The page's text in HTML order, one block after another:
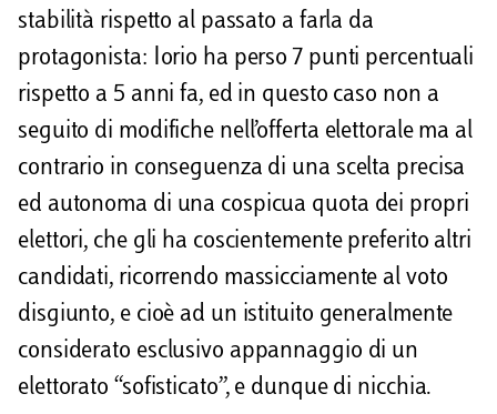
stabilità rispetto al passato a farla da
protagonista: Iorio ha perso 7 punti percentuali
rispetto a 5 anni fa, ed in questo caso non a
seguito di modifiche nell’offerta elettorale ma al
contrario in conseguenza di una scelta precisa
ed autonoma di una cospicua quota dei propri
elettori, che gli ha coscientemente preferito altri
candidati, ricorrendo massicciamente al voto
disgiunto, e cioè ad un istituito generalmente
considerato esclusivo appannaggio di un
elettorato “sofisticato”, e dunque di nicchia.